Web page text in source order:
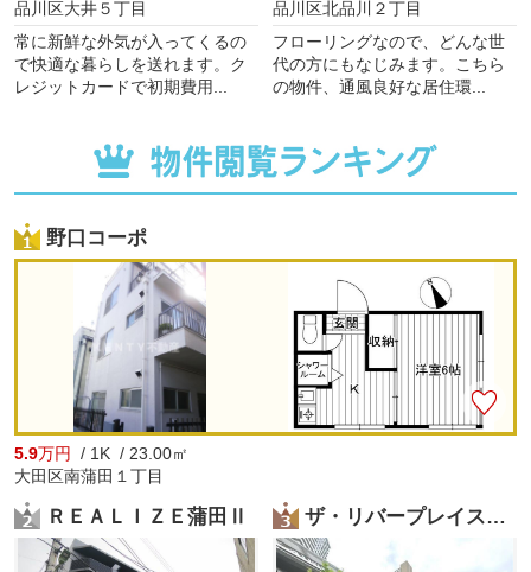
蒲田駅東口駅前に大田区役所もありとても便利です。
蒲田駅西口にはサンライズ通り商店街が広がり、買い物施設が充実しておりま
す。
駅前にはドン・キホーテ、温泉は黒湯、昔ながらの銭湯も多数あります。
Ｙ不動産へぜひお立ち寄りください。
みなさまのご希望に合った不動産をお探しいたします。
代表取締役 染矢健人
品川区大井５丁目
常に新鮮な外気が入ってくるの
で快適な暮らしを送れます。ク
レジットカードで初期費用...
品川区北品川２丁目
フローリングなので、どんな世
代の方にもなじみます。こちら
の物件、通風良好な居住環...
野口コーポ
5.9万円
/ 1K / 23.00㎡
大田区南蒲田１丁目
ＲＥＡＬＩＺＥ蒲田Ⅱ ザ・リバープレイスセンターコート